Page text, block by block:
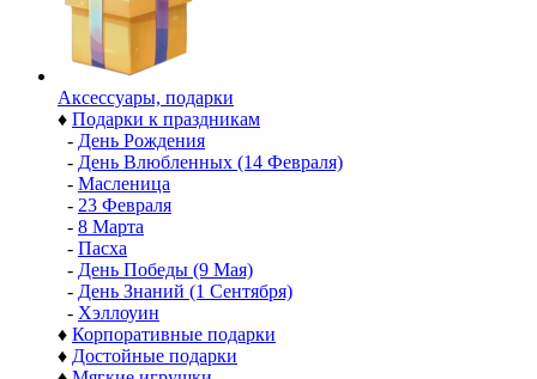
Аксессуары, подарки
♦ Подарки к праздникам
- День Рождения
- День Влюбленных (14 Февраля)
- Масленица
- 23 Февраля
- 8 Марта
- Пасха
- День Победы (9 Мая)
- День Знаний (1 Сентября)
- Хэллоуин
♦ Корпоративные подарки
♦ Достойные подарки